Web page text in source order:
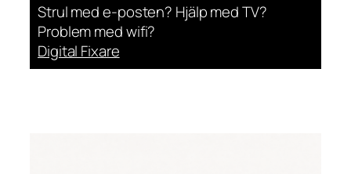
Strul med e-posten? Hjälp med TV?
Problem med wifi?
Digital Fixare